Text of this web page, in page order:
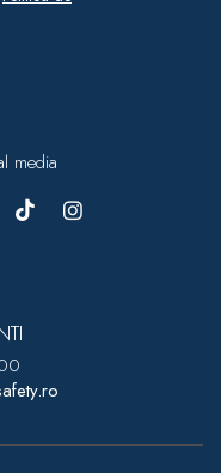
media